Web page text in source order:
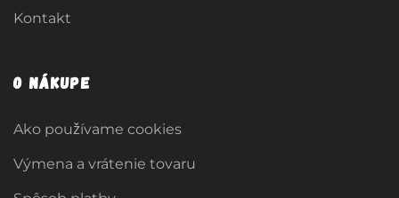
Kontakt
O nákupe
Ako používame cookies
Výmena a vrátenie tovaru